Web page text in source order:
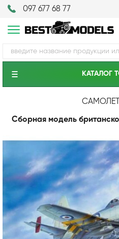
097 677 68 77
КАТАЛОГ
Сборная модель